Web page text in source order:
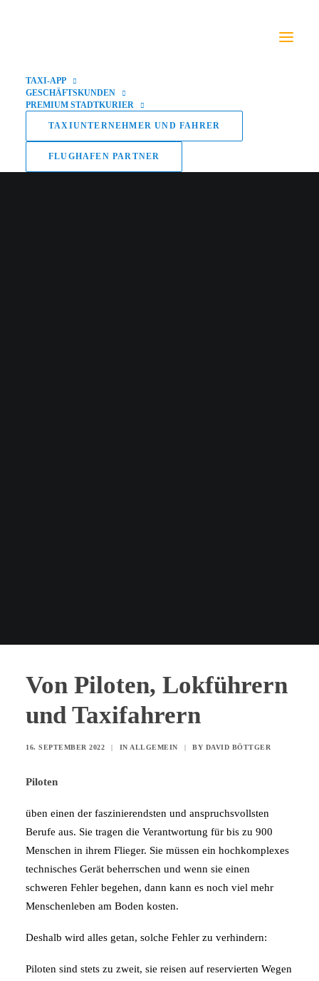
TAXI-APP
GESCHÄFTSKUNDEN
PREMIUM STADTKURIER
TAXIUNTERNEHMER UND FAHRER
FLUGHAFEN PARTNER
Von Piloten, Lokführern
und Taxifahrern
16. SEPTEMBER 2022 | IN ALLGEMEIN | BY DAVID BÖTTGER
Piloten
üben einen der faszinierendsten und anspruchsvollsten
Berufe aus. Sie tragen die Verantwortung für bis zu 900
Menschen in ihrem Flieger. Sie müssen ein hochkomplexes
technisches Gerät beherrschen und wenn sie einen
schweren Fehler begehen, dann kann es noch viel mehr
Menschenleben am Boden kosten.
Deshalb wird alles getan, solche Fehler zu verhindern:
Piloten sind stets zu zweit, sie reisen auf reservierten Wegen